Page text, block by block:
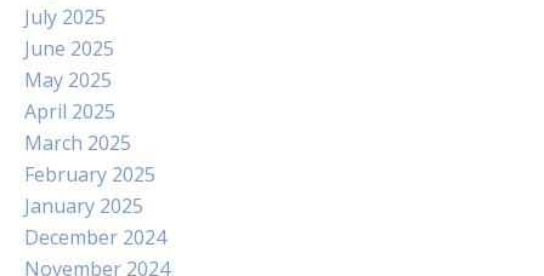
July 2025
June 2025
May 2025
April 2025
March 2025
February 2025
January 2025
December 2024
November 2024